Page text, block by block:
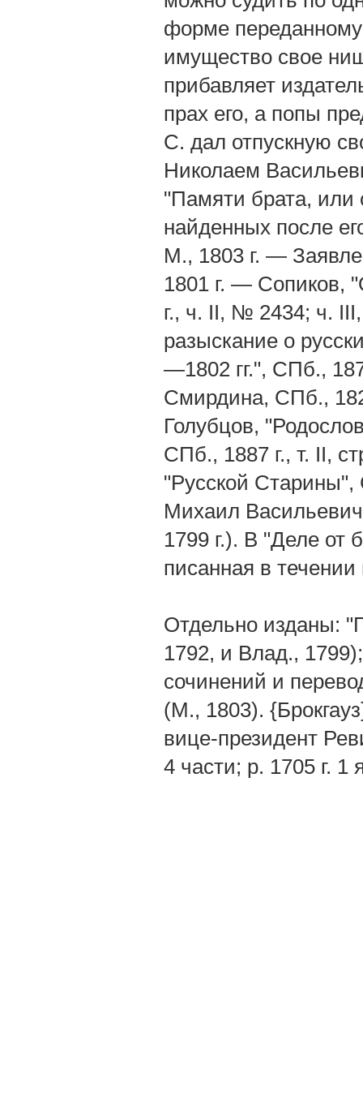
форме
имущество свое
прибавляет
прах его, а попы
С. дал отпускную
Николаем
"Памяти брата, или
найденных после
M., 1803 г. —
1801 г. — Сопиков,
г., ч. II, № 2434; ч.
разыскание о
—1802 гг.", СПб.,
Смирдина, СПб.,
Голубцов,
СПб., 1887 г., т. II,
"Русской
Михаил
1799 г.). В "Деле от
писанная в
Отдельно изданы:
1792, и Влад.,
сочинений и
(М., 1803).
вице-президент
4 части; р. 1705 г. 1